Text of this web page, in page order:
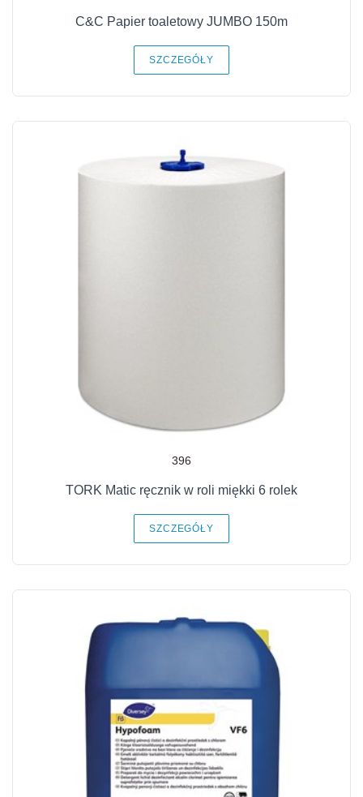
C&C Papier toaletowy JUMBO 150m
SZCZEGÓŁY
396
TORK Matic ręcznik w roli miękki 6 rolek
SZCZEGÓŁY